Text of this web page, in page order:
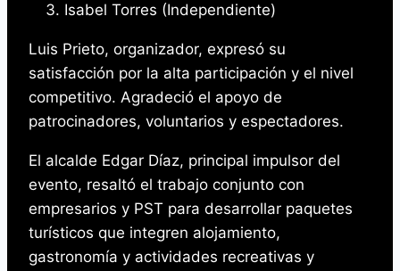
Isabel Torres (Independiente)
Luis Prieto, organizador, expresó su
satisfacción por la alta participación y el nivel
competitivo. Agradeció el apoyo de
patrocinadores, voluntarios y espectadores.
El alcalde Edgar Díaz, principal impulsor del
evento, resaltó el trabajo conjunto con
empresarios y PST para desarrollar paquetes
turísticos que integren alojamiento,
gastronomía y actividades recreativas y